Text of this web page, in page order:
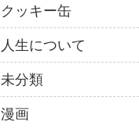
クッキー缶
人生について
未分類
漫画